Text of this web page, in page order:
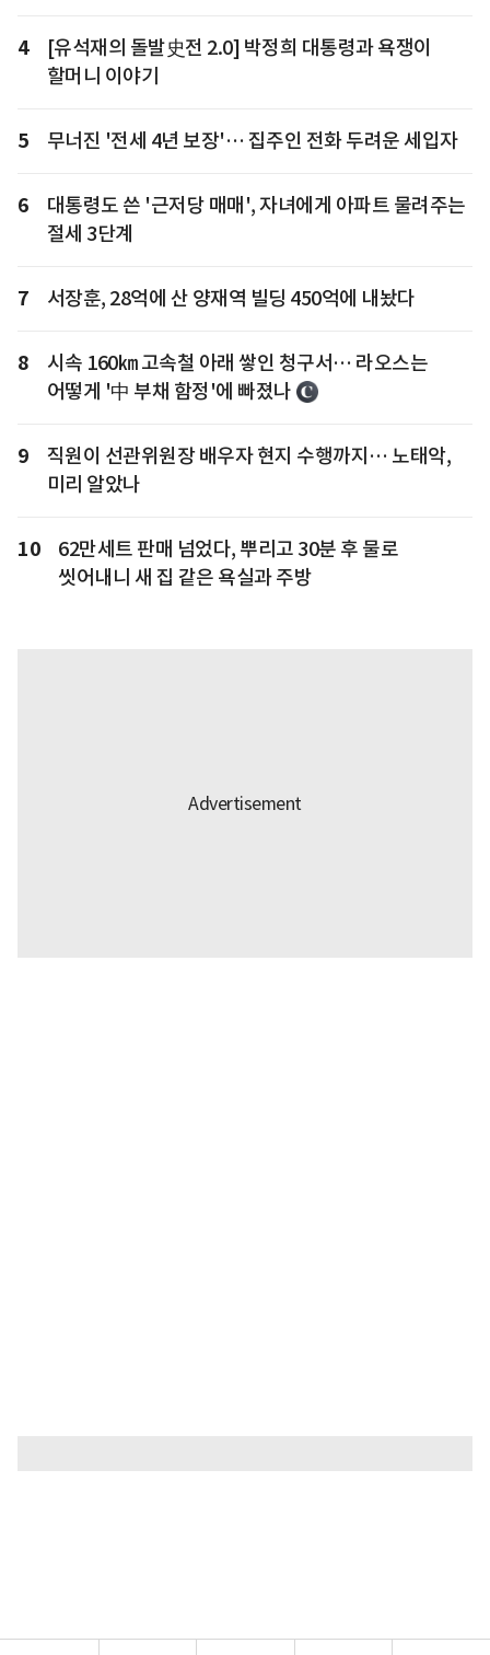
4
[유석재의 돌발史전 2.0] 박정희 대통령과 욕쟁이
할머니 이야기
5 무너진 '전세 4년 보장'… 집주인 전화 두려운 세입자
6
대통령도 쓴 '근저당 매매', 자녀에게 아파트 물려주는
절세 3단계
7 서장훈, 28억에 산 양재역 빌딩 450억에 내놨다
8
시속 160㎞ 고속철 아래 쌓인 청구서… 라오스는
어떻게 '中 부채 함정'에 빠졌나
9
직원이 선관위원장 배우자 현지 수행까지… 노태악,
미리 알았나
10
62만세트 판매 넘었다, 뿌리고 30분 후 물로
씻어내니 새 집 같은 욕실과 주방